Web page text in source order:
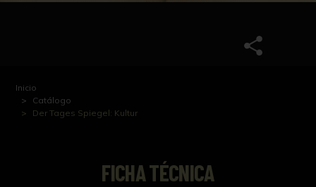
Inicio
Catálogo
Der Tages Spiegel: Kultur
FICHA TÉCNICA